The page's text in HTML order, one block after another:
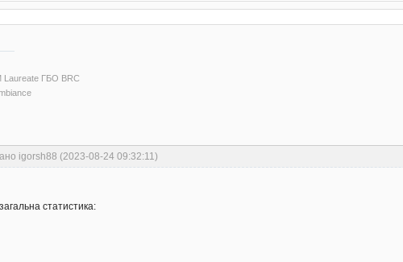
Laureate ГБО BRC
igorsh88 (2023-08-24 09:32:11)
, загальна статистика: